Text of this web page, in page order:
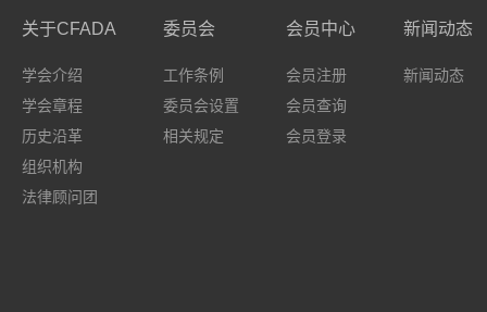
关于CFADA
学会介绍
学会章程
历史沿革
组织机构
法律顾问团
委员会
工作条例
委员会设置
相关规定
会员中心
会员注册
会员查询
会员登录
新闻动态
新闻动态